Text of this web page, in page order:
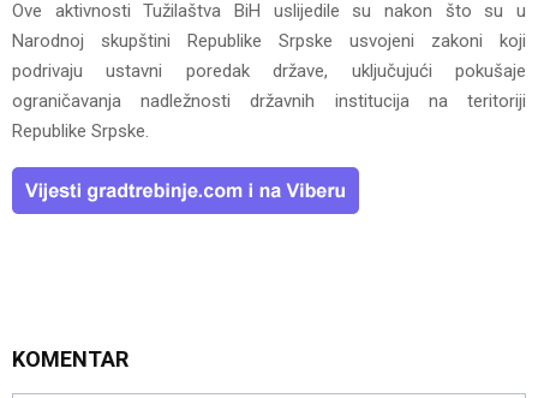
Ove aktivnosti Tužilaštva BiH uslijedile su nakon što su u
Narodnoj skupštini Republike Srpske usvojeni zakoni koji
podrivaju ustavni poredak države, uključujući pokušaje
ograničavanja nadležnosti državnih institucija na teritoriji
Republike Srpske.
KOMENTAR